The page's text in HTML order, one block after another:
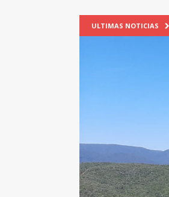
ULTIMAS NOTICIAS